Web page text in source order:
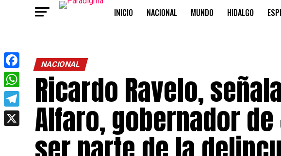
INICIO NACIONAL MUNDO HIDALGO
NACIONAL
Ricardo Ravelo,
Alfaro, gobernador
Facebook
WhatsApp
Telegram